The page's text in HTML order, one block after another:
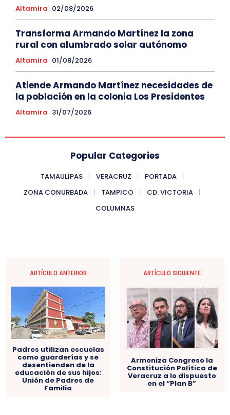
Altamira 02/08/2026
Transforma Armando Martínez la zona
rural con alumbrado solar autónomo
Altamira 01/08/2026
Atiende Armando Martínez necesidades de
la población en la colonia Los Presidentes
Altamira 31/07/2026
Popular Categories
TAMAULIPAS VERACRUZ
PORTADA
ZONA CONURBADA
TAMPICO
CD. VICTORIA
COLUMNAS
ARTÍCULO ANTERIOR
Padres utilizan escuelas
como guarderías y se
desentienden de la
educación de sus hijos:
Unión de Padres de
Familia
ARTÍCULO SIGUIENTE
Armoniza Congreso la
Constitución Política de
Veracruz a lo dispuesto
en el “Plan B”